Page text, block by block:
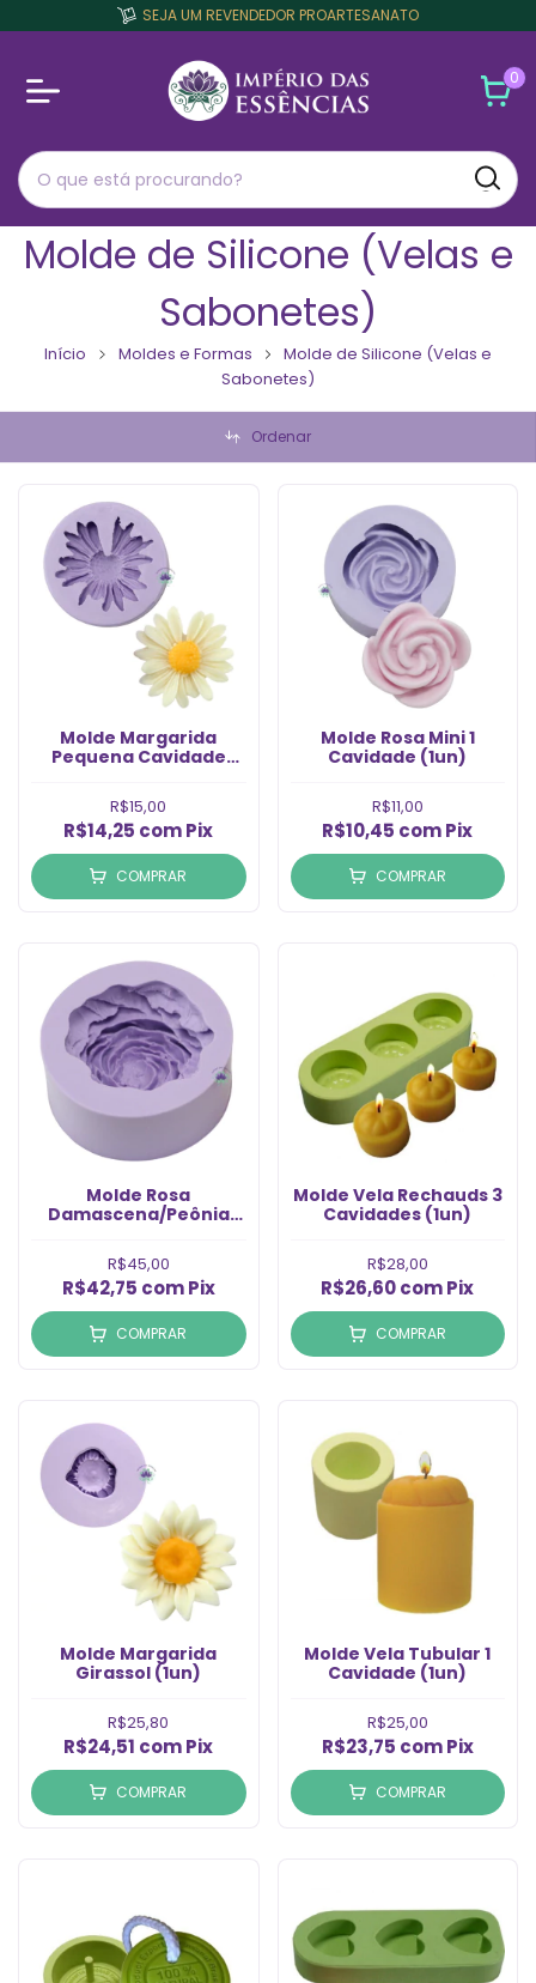
SEJA UM REVENDEDOR PROARTESANATO
0
Molde de Silicone (Velas e
Sabonetes)
Início Moldes e Formas
Molde de Silicone (Velas e
Sabonetes)
Ordenar
Molde Margarida
Pequena Cavidade
R$15,00
R$14,25 comPix
COMPRAR
Molde Rosa Mini 1
Cavidade (1un)
R$11,00
R$10,45 comPix
COMPRAR
Molde Rosa
Damascena/Peônia
R$45,00
R$42,75 com Pix
COMPRAR
Molde Vela Rechauds 3
Cavidades (1un)
R$28,00
R$26,60comPix
COMPRAR
Molde Margarida
Girassol (1un)
R$25,80
R$24,51 comPix
COMPRAR
Molde Vela Tubular 1
Cavidade (1un)
R$25,00
R$23,75 com Pix
COMPRAR